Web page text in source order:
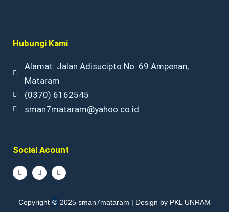
Hubungi Kami
Alamat: Jalan Adisucipto No. 69 Ampenan,
Mataram
(0370) 6162545
sman7mataram@yahoo.co.id
Social Acount
F
a
c
b
o
I
n
s
a
g
Y
o
u
u
b
Copyright © 2025 sman7mataram | Design by PKL UNRAM